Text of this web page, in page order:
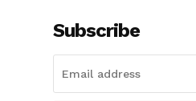
Subscribe